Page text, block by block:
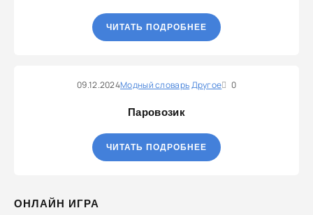
ЧИТАТЬ ПОДРОБНЕЕ
09.12.2024Модный словарьДругое 0
Паровозик
ЧИТАТЬ ПОДРОБНЕЕ
ОНЛАЙН ИГРА